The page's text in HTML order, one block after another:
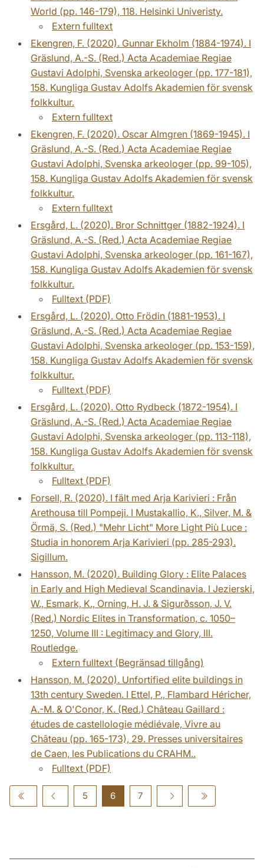
World (pp. 146-179), 118. Helsinki Univeristy.
Extern fulltext
Ekengren, F. (2020). Gunnar Ekholm (1884-1974). I
Gräslund, A.-S. (Red.) Acta Academiae Regiae
Gustavi Adolphi, Svenska arkeologer (pp. 177-181),
158. Kungliga Gustav Adolfs Akademien för svensk
folkkultur.
Extern fulltext
Ekengren, F. (2020). Oscar Almgren (1869-1945). I
Gräslund, A.-S. (Red.) Acta Academiae Regiae
Gustavi Adolphi, Svenska arkeologer (pp. 99-105),
158. Kungliga Gustav Adolfs Akademien för svensk
folkkultur.
Extern fulltext
Ersgård, L. (2020). Bror Schnittger (1882-1924). I
Gräslund, A.-S. (Red.) Acta Academiae Regiae
Gustavi Adolphi, Svenska arkeologer (pp. 161-167),
158. Kungliga Gustav Adolfs Akademien för svensk
folkkultur.
Fulltext (PDF)
Ersgård, L. (2020). Otto Frödin (1881-1953). I
Gräslund, A.-S. (Red.) Acta Academiae Regiae
Gustavi Adolphi, Svenska arkeologer (pp. 153-159),
158. Kungliga Gustav Adolfs Akademien för svensk
folkkultur.
Fulltext (PDF)
Ersgård, L. (2020). Otto Rydbeck (1872-1954). I
Gräslund, A.-S. (Red.) Acta Academiae Regiae
Gustavi Adolphi, Svenska arkeologer (pp. 113-118),
158. Kungliga Gustav Adolfs Akademien för svensk
folkkultur.
Fulltext (PDF)
Forsell, R. (2020). I fält med Arja Karivieri : Från
Arethousa till Pompeji. I Mustakallio, K., Silver, M. &
Örmä, S. (Red.) "Mehr Licht" More Light Più Luce :
Studia in honorem Arja Karivieri (pp. 285-293).
Sigillum.
Hansson, M. (2020). Building Glory : Elite Palaces
in Early and High Medieval Scandinavia. I Jezierski,
W., Esmark, K., Orning, H. J. & Sigurðsson, J. V.
(Red.) Nordic Elites in Transformation, c. 1050–
1250, Volume III : Legitimacy and Glory, III.
Routledge.
Extern fulltext (Begränsad tillgång)
Hansson, M. (2020). Unfortified elite buildings in
13th century Sweden. I Ettel, P., Flambard Héricher,
A.-M. & O'Conor, K. (Red.) Château Gaillard :
études de castellologie médiévale, Vivre au
Château (pp. 165-173), 29. Presses universitaires
de Caen, les Publications du CRAHM..
Fulltext (PDF)
5 6 7